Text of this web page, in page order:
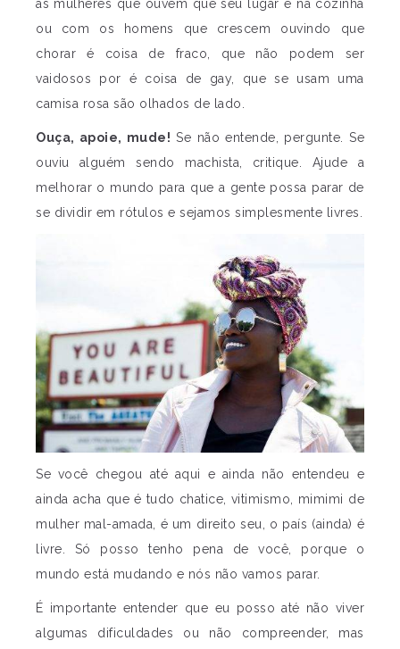
as mulheres que ouvem que seu lugar é na cozinha
ou com os homens que crescem ouvindo que
chorar é coisa de fraco, que não podem ser
vaidosos por é coisa de gay, que se usam uma
camisa rosa são olhados de lado.
Ouça, apoie, mude! Se não entende, pergunte. Se
ouviu alguém sendo machista, critique. Ajude a
melhorar o mundo para que a gente possa parar de
se dividir em rótulos e sejamos simplesmente livres.
Se você chegou até aqui e ainda não entendeu e
ainda acha que é tudo chatice, vitimismo, mimimi de
mulher mal-amada, é um direito seu, o país (ainda) é
livre. Só posso tenho pena de você, porque o
mundo está mudando e nós não vamos parar.
É importante entender que eu posso até não viver
algumas dificuldades ou não compreender, mas